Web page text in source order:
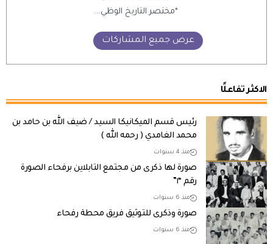
*مختصر التاريخ الوظي...
عرض جميع المشاركات
الاكثر تفاعلًا
رئيس قسم الميكانيكا السيد / ضيف الله بن حامد بن
محمد الغامدي ( رحمه الله )
منذ 4 سنوات
صورة لها ذكرى من مجتمع التابلاين برفحاء الصورة
رقم “١”
منذ 6 سنوات
صورة وذكرى للتوثيق فريق محطة رفحاء
منذ 6 سنوات